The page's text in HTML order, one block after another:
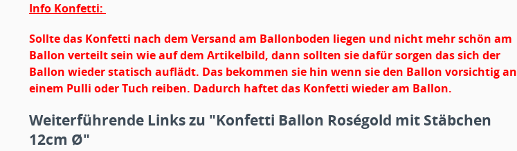
Info Konfetti:
Sollte das Konfetti nach dem Versand am Ballonboden liegen und nicht mehr schön am
Ballon verteilt sein wie auf dem Artikelbild, dann sollten sie dafür sorgen das sich der
Ballon wieder statisch auflädt. Das bekommen sie hin wenn sie den Ballon vorsichtig an
einem Pulli oder Tuch reiben. Dadurch haftet das Konfetti wieder am Ballon.
Weiterführende Links zu "Konfetti Ballon Roségold mit Stäbchen
12cm Ø"